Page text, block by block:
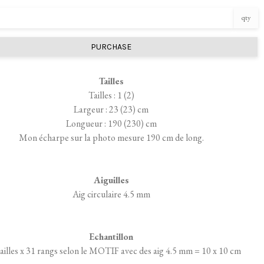
qty
PURCHASE
Tailles
Tailles : 1 (2)
Largeur : 23 (23) cm
Longueur : 190 (230) cm
Mon écharpe sur la photo mesure 190 cm de long.
Aiguilles
Aig circulaire 4.5 mm
Echantillon
x 31 rangs selon le MOTIF avec des aig 4.5 mm = 10 x 10 cm